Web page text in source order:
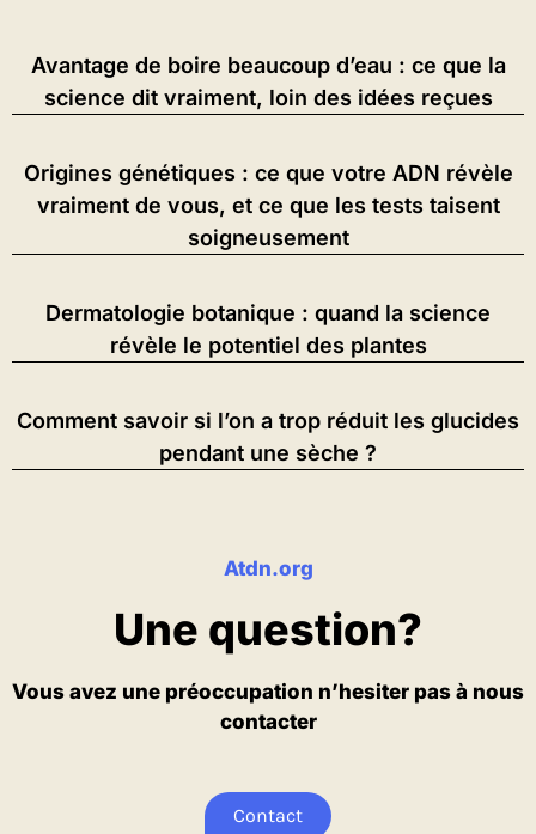
Avantage de boire beaucoup d’eau : ce que la
science dit vraiment, loin des idées reçues
Origines génétiques : ce que votre ADN révèle
vraiment de vous, et ce que les tests taisent
soigneusement
Dermatologie botanique : quand la science
révèle le potentiel des plantes
Comment savoir si l’on a trop réduit les glucides
pendant une sèche ?
Atdn.org
Une question?
Vous avez une préoccupation n’hesiter pas à nous
contacter
Contact